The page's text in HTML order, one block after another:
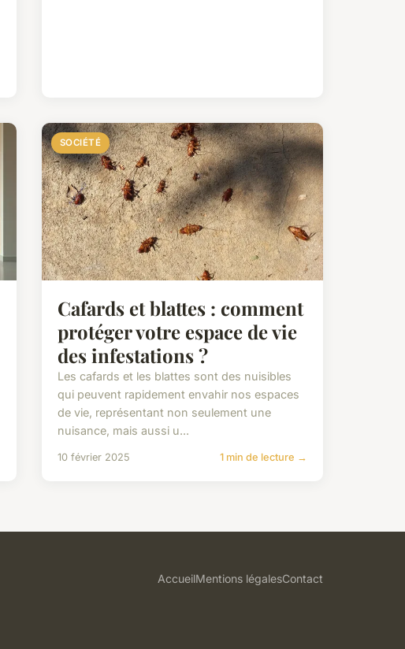
SOCIÉTÉ
Cafards et blattes : comment
protéger votre espace de vie
des infestations ?
Les cafards et les blattes sont des nuisibles
qui peuvent rapidement envahir nos espaces
de vie, représentant non seulement une
nuisance, mais aussi u...
10 février 2025 1 min de lecture →
AccueilMentions légalesContact